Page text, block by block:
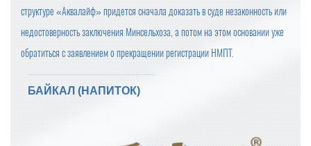
структуре «Аквалайф» придется сначала доказать в суде незаконность или
недостоверность заключения Минсельхоза, а потом на этом основании уже
обратиться с заявлением о прекращении регистрации НМПТ.
БАЙКАЛ (НАПИТОК)